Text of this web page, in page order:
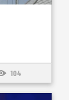
104